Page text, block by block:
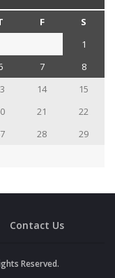
F
S
1
7
8
14
15
21
22
28
29
Contact Us
Reserved.